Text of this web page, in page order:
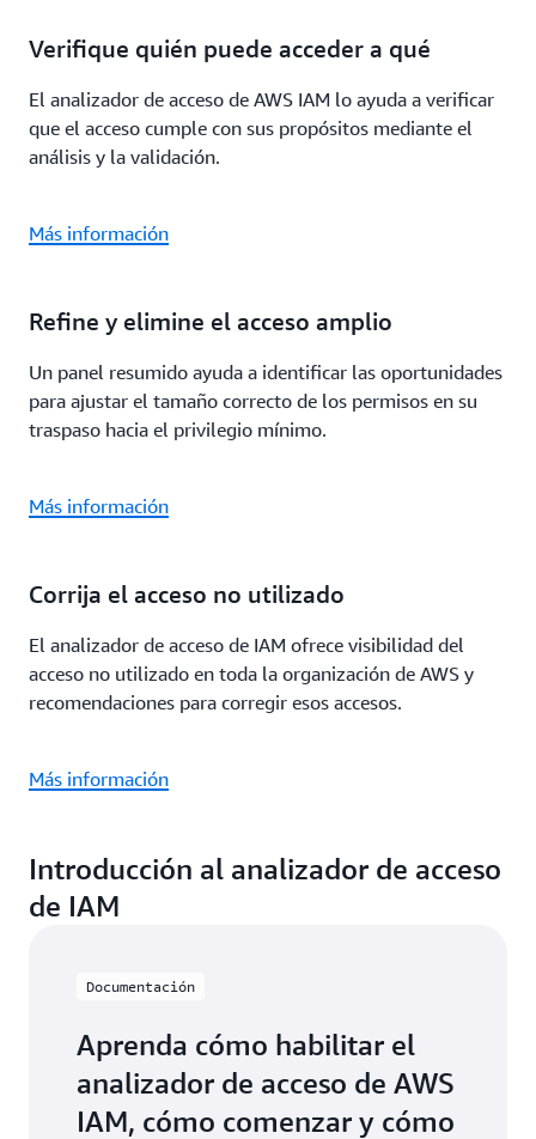
Verifique quién puede acceder a qué
El analizador de acceso de AWS IAM lo ayuda a verificar
que el acceso cumple con sus propósitos mediante el
análisis y la validación.
Más información
Refine y elimine el acceso amplio
Un panel resumido ayuda a identificar las oportunidades
para ajustar el tamaño correcto de los permisos en su
traspaso hacia el privilegio mínimo.
Más información
Corrija el acceso no utilizado
El analizador de acceso de IAM ofrece visibilidad del
acceso no utilizado en toda la organización de AWS y
recomendaciones para corregir esos accesos.
Más información
Introducción al analizador de acceso
de IAM
Documentación
Aprenda cómo habilitar el
analizador de acceso de AWS
IAM, cómo comenzar y cómo